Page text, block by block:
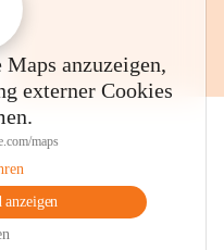
anzuzeigen,
externer Cookies
maps